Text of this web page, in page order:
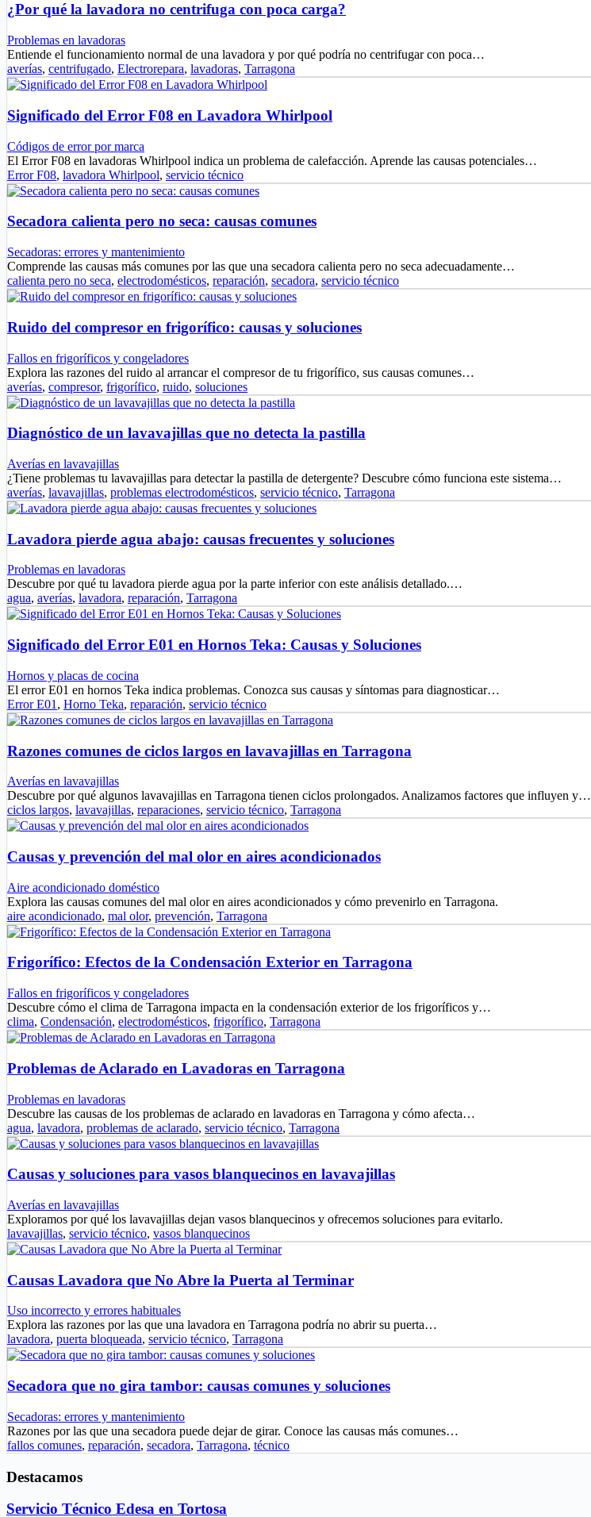
¿Por qué la lavadora no centrifuga con poca carga?
Problemas en lavadoras
Entiende el funcionamiento normal de una lavadora y por qué podría no centrifugar con poca…
averías, centrifugado, Electrorepara, lavadoras, Tarragona
Significado del Error F08 en Lavadora Whirlpool
Códigos de error por marca
El Error F08 en lavadoras Whirlpool indica un problema de calefacción. Aprende las causas potenciales…
Error F08, lavadora Whirlpool, servicio técnico
Secadora calienta pero no seca: causas comunes
Secadoras: errores y mantenimiento
Comprende las causas más comunes por las que una secadora calienta pero no seca adecuadamente…
calienta pero no seca, electrodomésticos, reparación, secadora, servicio técnico
Ruido del compresor en frigorífico: causas y soluciones
Fallos en frigoríficos y congeladores
Explora las razones del ruido al arrancar el compresor de tu frigorífico, sus causas comunes…
averías, compresor, frigorífico, ruido, soluciones
Diagnóstico de un lavavajillas que no detecta la pastilla
Averías en lavavajillas
¿Tiene problemas tu lavavajillas para detectar la pastilla de detergente? Descubre cómo funciona este sistema…
averías, lavavajillas, problemas electrodomésticos, servicio técnico, Tarragona
Lavadora pierde agua abajo: causas frecuentes y soluciones
Problemas en lavadoras
Descubre por qué tu lavadora pierde agua por la parte inferior con este análisis detallado.…
agua, averías, lavadora, reparación, Tarragona
Significado del Error E01 en Hornos Teka: Causas y Soluciones
Hornos y placas de cocina
El error E01 en hornos Teka indica problemas. Conozca sus causas y síntomas para diagnosticar…
Error E01 , Horno Teka, reparación, servicio técnico
Razones comunes de ciclos largos en lavavajillas en Tarragona
Averías en lavavajillas
Descubre por qué algunos lavavajillas en Tarragona tienen ciclos prolongados. Analizamos factores que influyen y…
ciclos largos, lavavajillas, reparaciones, servicio técnico, Tarragona
Causas y prevención del mal olor en aires acondicionados
Aire acondicionado doméstico
Explora las causas comunes del mal olor en aires acondicionados y cómo prevenirlo en Tarragona.
aire acondicionado, mal olor, prevención, Tarragona
Frigorífico: Efectos de la Condensación Exterior en Tarragona
Fallos en frigoríficos y congeladores
Descubre cómo el clima de Tarragona impacta en la condensación exterior de los frigoríficos y…
clima, Condensación, electrodomésticos, frigorífico, Tarragona
Problemas de Aclarado en Lavadoras en Tarragona
Problemas en lavadoras
Descubre las causas de los problemas de aclarado en lavadoras en Tarragona y cómo afecta…
agua, lavadora, problemas de aclarado, servicio técnico, Tarragona
Causas y soluciones para vasos blanquecinos en lavavajillas
Averías en lavavajillas
Exploramos por qué los lavavajillas dejan vasos blanquecinos y ofrecemos soluciones para evitarlo.
lavavajillas, servicio técnico, vasos blanquecinos
Causas Lavadora que No Abre la Puerta al Terminar
Uso incorrecto y errores habituales
Explora las razones por las que una lavadora en Tarragona podría no abrir su puerta…
lavadora, puerta bloqueada, servicio técnico, Tarragona
Secadora que no gira tambor: causas comunes y soluciones
Secadoras: errores y mantenimiento
Razones por las que una secadora puede dejar de girar. Conoce las causas más comunes…
fallos comunes, reparación, secadora, Tarragona, técnico
Destacamos
Servicio Técnico Edesa en Tortosa